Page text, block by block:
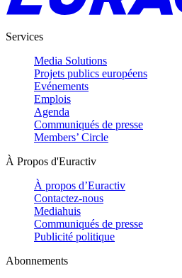
Services
Media Solutions
Projets publics européens
Evénements
Emplois
Agenda
Communiqués de presse
Members’ Circle
À Propos d'Euractiv
À propos d’Euractiv
Contactez-nous
Mediahuis
Communiqués de presse
Publicité politique
Abonnements